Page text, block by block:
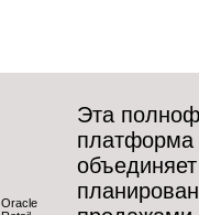
Oracle
Эта
платформа